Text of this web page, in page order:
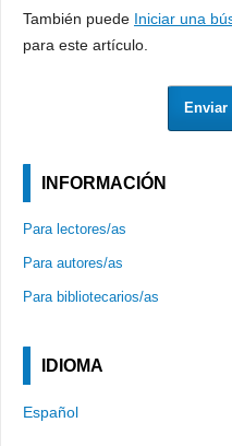
También puede Iniciar una
para este artículo.
Enviar
INFORMACIÓN
Para lectores/as
Para autores/as
Para bibliotecarios/as
IDIOMA
Español